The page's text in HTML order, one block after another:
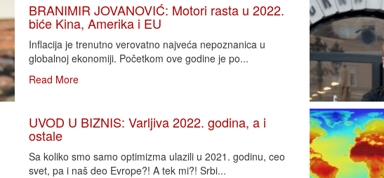
BRANIMIR JOVANOVIĆ: Motori rasta u 2022.
biće Kina, Amerika i EU
Inflacija je trenutno verovatno najveća nepoznanica u
globalnoj ekonomiji. Početkom ove godine je po...
Read More
UVOD U BIZNIS: Varljiva 2022. godina, a i
ostale
Sa koliko smo samo optimizma ulazili u 2021. godinu, ceo
svet, pa i naš deo Evrope?! A tek mi?! Srbi...